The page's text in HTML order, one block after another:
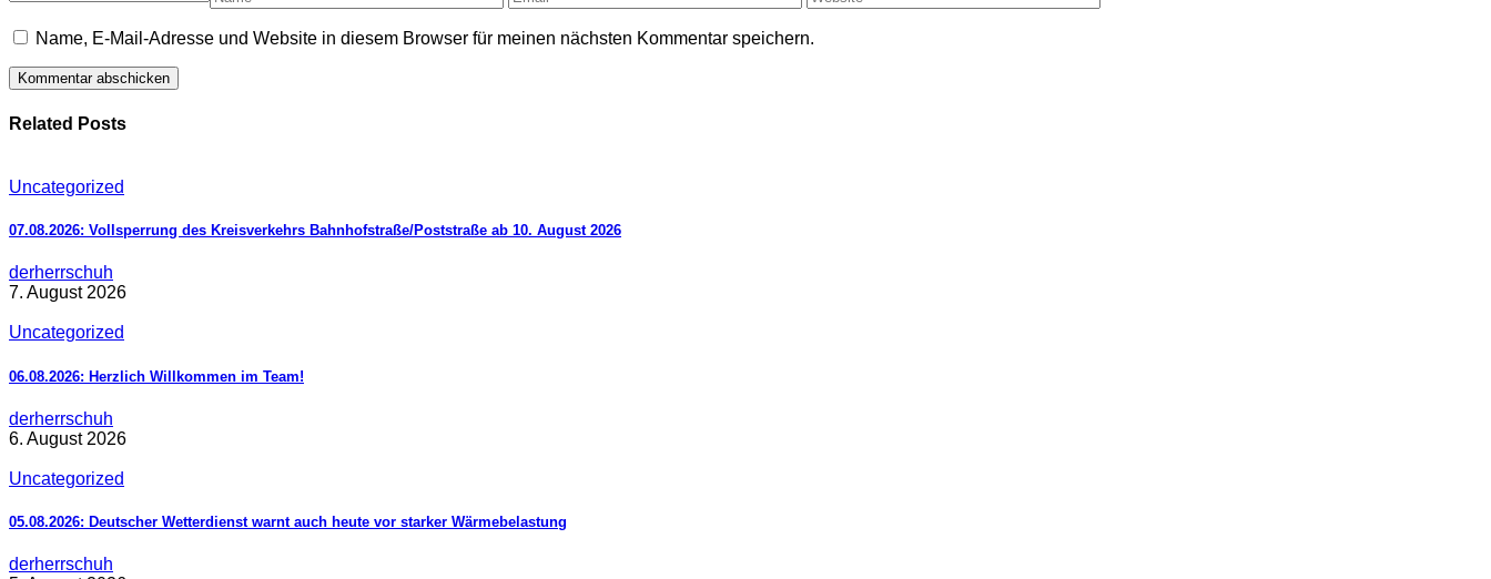
Name, E-Mail-Adresse und Website in diesem Browser für meinen nächsten Kommentar speichern.
Related Posts
Uncategorized
07.08.2026: Vollsperrung des Kreisverkehrs Bahnhofstraße/Poststraße ab 10. August 2026
derherrschuh
7. August 2026
Uncategorized
06.08.2026: Herzlich Willkommen im Team!
derherrschuh
6. August 2026
Uncategorized
05.08.2026: Deutscher Wetterdienst warnt auch heute vor starker Wärmebelastung
derherrschuh